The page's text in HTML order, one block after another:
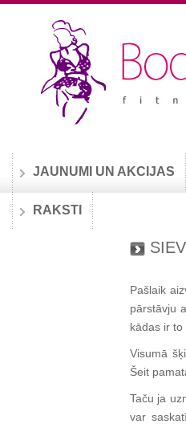
JAUNUMI UN AKCIJAS
RAKSTI
Pašlaik
pārstāvju
kādas ir to
Visumā
Šeit
Taču ja
var